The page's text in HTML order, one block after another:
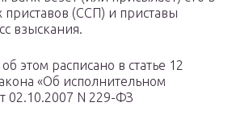
приставов (ССП) и приставы
взыскания.
этом расписано в статье 12
«Об исполнительном
02.10.2007 N 229-ФЗ